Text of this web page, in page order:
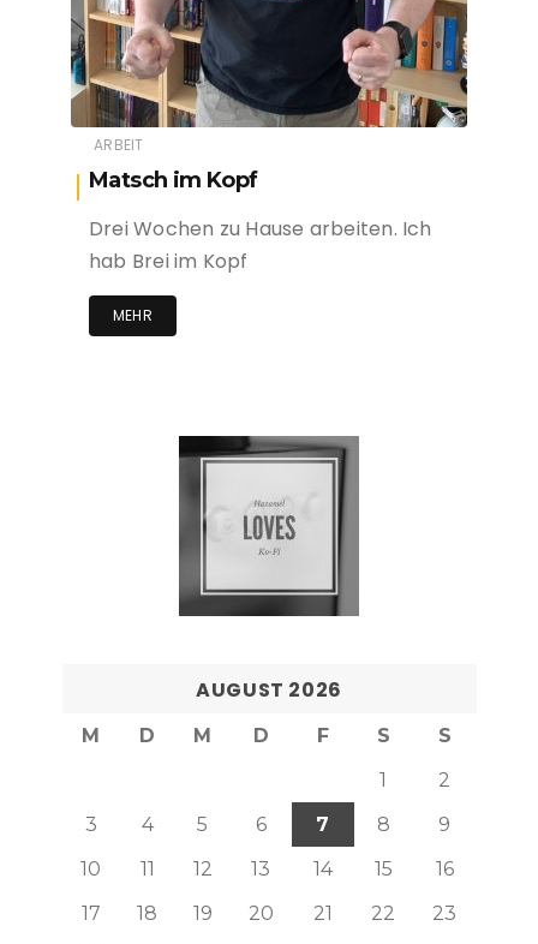
ARBEIT
Matsch im Kopf
Drei Wochen zu Hause arbeiten. Ich
hab Brei im Kopf
MEHR
AUGUST 2026
M D M D F S
S
1
2
3
4 5 6 7 8
9
10
11 12 13 14 15
16
17
18 19 20 21 22
23